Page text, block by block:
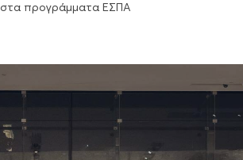
στα προγράμματα ΕΣΠΑ